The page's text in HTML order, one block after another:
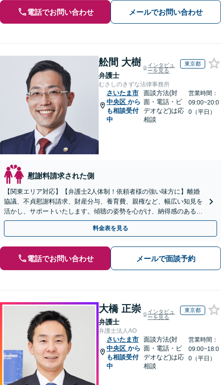
電話でお問い合わせ メールでお問い合わせ
舩間 大樹
弁護士
インタビュ
ーを見る
東京都
むさしのきずな法律事務所
さいたま市
中央区 から
も相談受付
中
面談方法(対
面・電話・ビ
デオなど)は応
相談
営業時間：
09:00~20:0
0（平日）
慰謝料請求された側
【関東エリア対応】【弁護士2人体制！依頼者様の強い味方に】離婚
協議、不貞慰謝料請求、財産分与、養育費、親権など、幅広い知見を
活かし、サポートいたします。傾聴の姿勢を心がけ、納得感のある解
決を
料金表を見る
電話でお問い合わせ メールで面談予約
大橋 正崇
弁護士
インタビュ
ーを見る
東京都
弁護士法人AO
さいたま市
中央区 から
も相談受付
中
面談方法(対
面・電話・ビ
デオなど)は応
相談
営業時間：
09:00~18:0
0（平日）